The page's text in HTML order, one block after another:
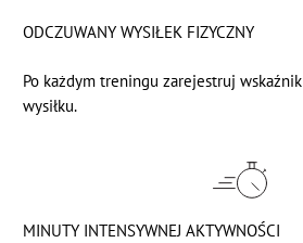
ODCZUWANY WYSIŁEK FIZYCZNY
Po każdym treningu zarejestruj
wysiłku.
MINUTY INTENSYWNEJ AKTYWNOŚCI